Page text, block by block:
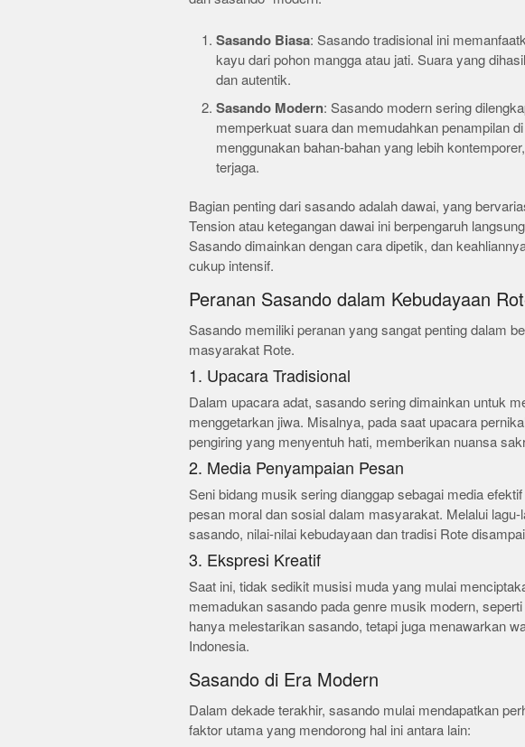
Sasando Biasa: Sasando tradisional ini
kayu dari pohon mangga atau jati. Suara yang
dan autentik.
Sasando Modern: Sasando modern sering
memperkuat suara dan memudahkan penampilan
menggunakan bahan-bahan yang lebih
terjaga.
Bagian penting dari sasando adalah dawai, yang
Tension atau ketegangan dawai ini berpengaruh
Sasando dimainkan dengan cara dipetik, dan
cukup intensif.
Peranan Sasando dalam Kebudayaan
Sasando memiliki peranan yang sangat penting dalam
masyarakat Rote.
1. Upacara Tradisional
Dalam upacara adat, sasando sering dimainkan untuk
menggetarkan jiwa. Misalnya, pada saat upacara
pengiring yang menyentuh hati, memberikan nuansa
2. Media Penyampaian Pesan
Seni bidang musik sering dianggap sebagai media
pesan moral dan sosial dalam masyarakat. Melalui lagu-
sasando, nilai-nilai kebudayaan dan tradisi Rote
3. Ekspresi Kreatif
Saat ini, tidak sedikit musisi muda yang mulai
memadukan sasando pada genre musik modern,
hanya melestarikan sasando, tetapi juga menawarkan
Indonesia.
Sasando di Era Modern
Dalam dekade terakhir, sasando mulai mendapatkan
faktor utama yang mendorong hal ini antara lain: